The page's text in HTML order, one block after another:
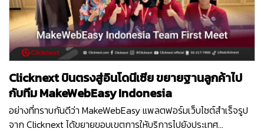
Clicknext บินตรงสู่อินโดนีเซีย ขยายฐานลูกค้าไป
กับทีม MakeWebEasy Indonesia
อย่างที่ทราบกันดีว่า MakeWebEasy แพลตฟอร์มเว็บไซต์สำเร็จรูป
จาก Clicknext ได้ขยายขอบเขตการให้บริการไปยังประเทศ